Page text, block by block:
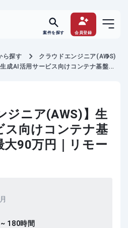
案件を探す 会員登録
ら探す
クラウドエンジニア(AWS)
成AI活用サービス向けコンテナ基盤設
ジニア(AWS)】生
ス向けコンテナ基
大90万円｜リモー
180時間